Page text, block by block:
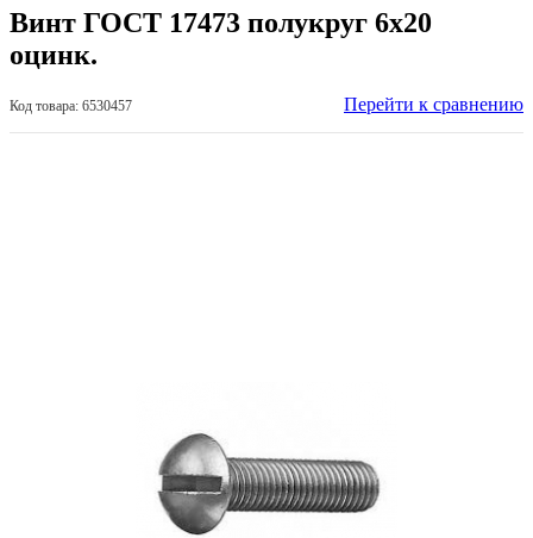
Винт ГОСТ 17473 полукруг 6х20
оцинк.
Код товара: 6530457 Перейти к сравнению